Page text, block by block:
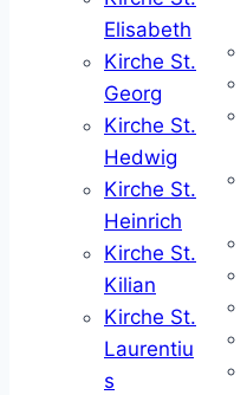
Elisabeth
Kirche St.
Georg
Kirche St.
Hedwig
Kirche St.
Heinrich
Kirche St.
Kilian
Kirche St.
Laurentiu
s